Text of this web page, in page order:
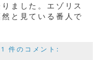
ました。エゾリス
と見ている番人で
1 件のコメント: